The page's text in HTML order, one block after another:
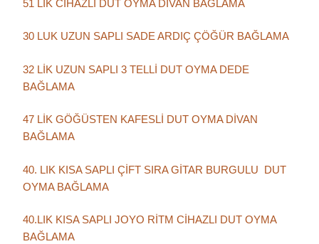
51 LİK CİHAZLI DUT OYMA DİVAN BAĞLAMA
30 LUK UZUN SAPLI SADE ARDIÇ ÇÖĞÜR BAĞLAMA
32 LİK UZUN SAPLI 3 TELLİ DUT OYMA DEDE
BAĞLAMA
47 LİK GÖĞÜSTEN KAFESLİ DUT OYMA DİVAN
BAĞLAMA
40. LIK KISA SAPLI ÇİFT SIRA GİTAR BURGULU DUT
OYMA BAĞLAMA
40.LIK KISA SAPLI JOYO RİTM CİHAZLI DUT OYMA
BAĞLAMA